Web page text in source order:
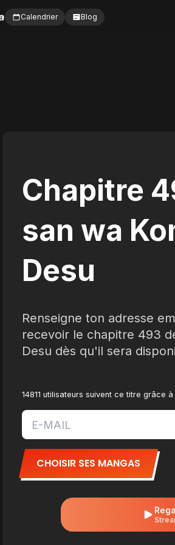
Calendrier Blog
Chapitre
san wa
Desu
Renseigne ton adresse
recevoir le chapitre 493
Desu dès qu'il sera
14811 utilisateurs suivent ce titre grâce
CHOISIR SES MANGAS